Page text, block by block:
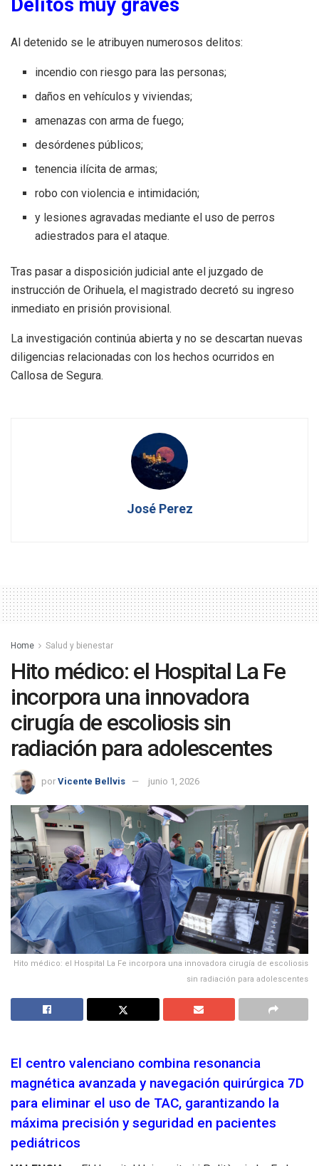
Delitos muy graves
Al detenido se le atribuyen numerosos delitos:
incendio con riesgo para las personas;
daños en vehículos y viviendas;
amenazas con arma de fuego;
desórdenes públicos;
tenencia ilícita de armas;
robo con violencia e intimidación;
y lesiones agravadas mediante el uso de perros
adiestrados para el ataque.
Tras pasar a disposición judicial ante el juzgado de
instrucción de Orihuela, el magistrado decretó su ingreso
inmediato en prisión provisional.
La investigación continúa abierta y no se descartan nuevas
diligencias relacionadas con los hechos ocurridos en
Callosa de Segura.
José Perez
Home Salud y bienestar
Hito médico: el Hospital La Fe
incorpora una innovadora
cirugía de escoliosis sin
radiación para adolescentes
por Vicente Bellvis junio 1, 2026
Hito médico: el Hospital La Fe incorpora una innovadora cirugía de escoliosis
sin radiación para adolescentes
El centro valenciano combina resonancia
magnética avanzada y navegación quirúrgica 7D
para eliminar el uso de TAC, garantizando la
máxima precisión y seguridad en pacientes
pediátricos